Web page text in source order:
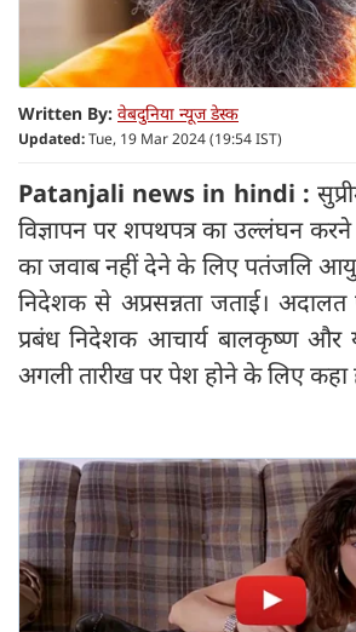
Written By: वेबदुनिया न्यूज डेस्क
Updated:Tue, 19 Mar 2024 (19:54 IST)
Patanjali news in hindi :
विज्ञापन पर शपथपत्र का उल्लंघन
का जवाब नहीं देने के लिए पतंजलि
निदेशक से अप्रसन्नता जताई।
प्रबंध निदेशक आचार्य बालकृष्ण और
अगली तारीख पर पेश होने के लिए कहा